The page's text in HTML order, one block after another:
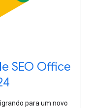
SEO Office
para um novo